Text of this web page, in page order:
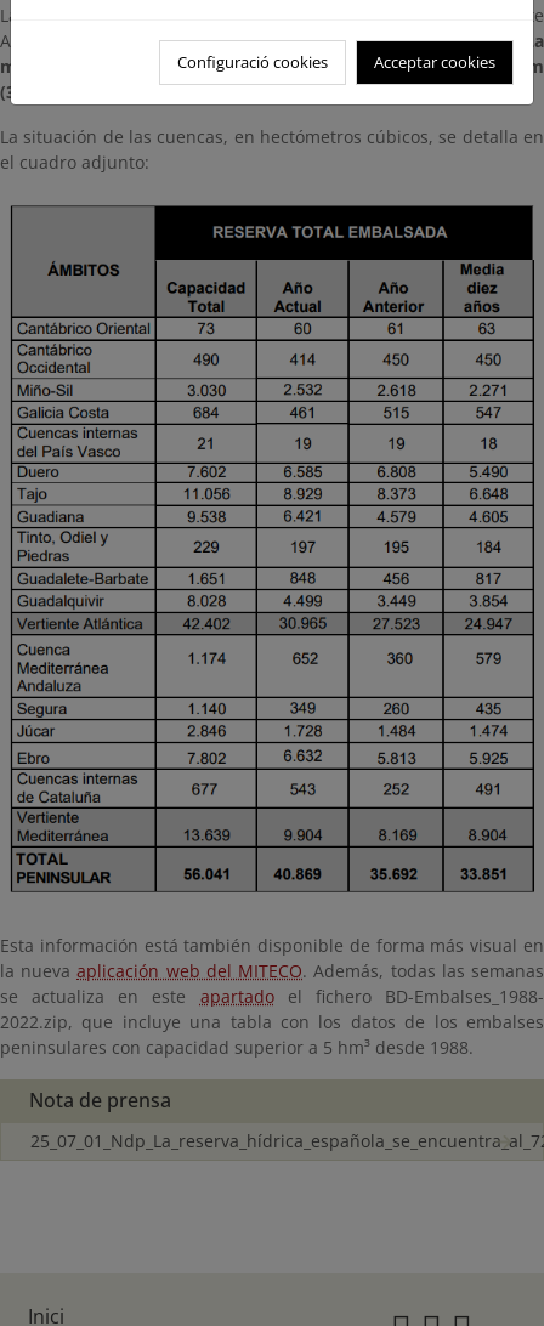
Las precipitaciones han afectado considerablemente a la vertiente
Atlántica y han sido escasas en la vertiente Mediterránea.
La
máxima se ha producido en Vitoria - Gasteiz (A) con 31,5 mm
(31,5 l/m²).
La situación de las cuencas, en hectómetros cúbicos, se detalla en
el cuadro adjunto:
Esta información está también disponible de forma más visual en
la nuevaaplicación web del MITECO. Además, todas las semanas
se actualiza en este apartadoel fichero BD-Embalses_1988-
2022.zip, que incluye una tabla con los datos de los embalses
peninsulares con capacidad superior a 5 hm³ desde 1988.
Nota de prensa
Configuració cookies Acceptar cookies
Inici